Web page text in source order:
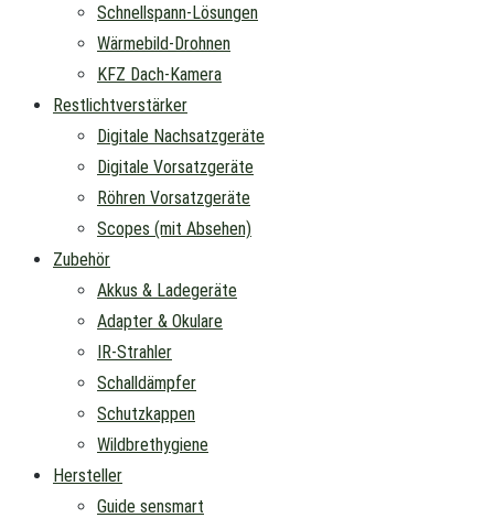
Schnellspann-Lösungen
Wärmebild-Drohnen
KFZ Dach-Kamera
Restlichtverstärker
Digitale Nachsatzgeräte
Digitale Vorsatzgeräte
Röhren Vorsatzgeräte
Scopes (mit Absehen)
Zubehör
Akkus & Ladegeräte
Adapter & Okulare
IR-Strahler
Schalldämpfer
Schutzkappen
Wildbrethygiene
Hersteller
Guide sensmart